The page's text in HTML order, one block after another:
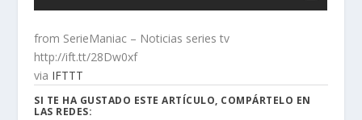
from SerieManiac – Noticias series tv
http://ift.tt/28Dw0xf
via IFTTT
SI TE HA GUSTADO ESTE ARTÍCULO, COMPÁRTELO EN
LAS REDES: